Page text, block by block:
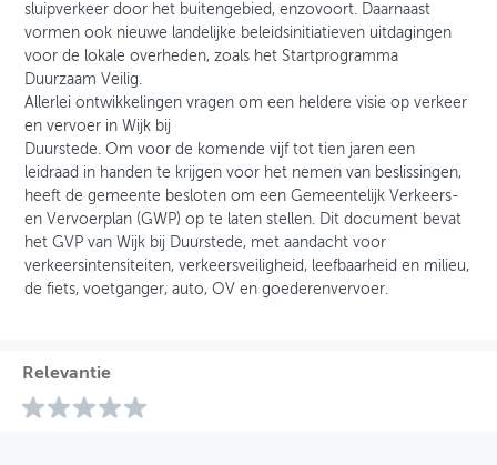
sluipverkeer door het buitengebied, enzovoort. Daarnaast
vormen ook nieuwe landelijke beleidsinitiatieven uitdagingen
voor de lokale overheden, zoals het Startprogramma
Duurzaam Veilig.
Allerlei ontwikkelingen vragen om een heldere visie op verkeer
en vervoer in Wijk bij
Duurstede. Om voor de komende vijf tot tien jaren een
leidraad in handen te krijgen voor het nemen van beslissingen,
heeft de gemeente besloten om een Gemeentelijk Verkeers-
en Vervoerplan (GWP) op te laten stellen. Dit document bevat
het GVP van Wijk bij Duurstede, met aandacht voor
verkeersintensiteiten, verkeersveiligheid, leefbaarheid en milieu,
de fiets, voetganger, auto, OV en goederenvervoer.
Relevantie